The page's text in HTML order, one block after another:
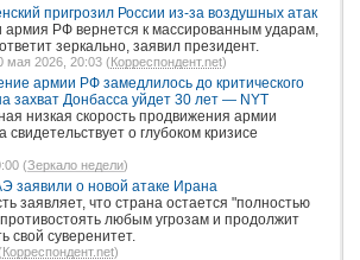
пригрозил России из-за воздушных атак
армия РФ вернется к массированным ударам,
зеркально, заявил президент.
мая 2026, 20:03 (Корреспондент.net)
армии РФ замедлилось до критического
захват Донбасса уйдет 30 лет — NYT
низкая скорость продвижения армии
свидетельствует о глубоком кризисе
(Зеркало недели)
заявили о новой атаке Ирана
заявляет, что страна остается "полностью
противостоять любым угрозам и продолжит
свой суверенитет.
Корреспондент.net)